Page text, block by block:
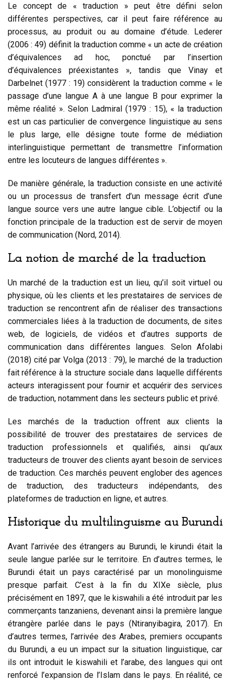
Le concept de « traduction » peut être défini selon
différentes perspectives, car il peut faire référence au
processus, au produit ou au domaine d’étude. Lederer
(2006 : 49) définit la traduction comme « un acte de création
d’équivalences ad hoc, ponctué par l’insertion
d’équivalences préexistantes », tandis que Vinay et
Darbelnet (1977 : 19) considèrent la traduction comme « le
passage d’une langue A à une langue B pour exprimer la
même réalité ». Selon Ladmiral (1979 : 15), « la traduction
est un cas particulier de convergence linguistique au sens
le plus large, elle désigne toute forme de médiation
interlinguistique permettant de transmettre l’information
entre les locuteurs de langues différentes ».
De manière générale, la traduction consiste en une activité
ou un processus de transfert d’un message écrit d’une
langue source vers une autre langue cible. L’objectif ou la
fonction principale de la traduction est de servir de moyen
de communication (Nord, 2014).
La notion de marché de la traduction
Un marché de la traduction est un lieu, qu’il soit virtuel ou
physique, où les clients et les prestataires de services de
traduction se rencontrent afin de réaliser des transactions
commerciales liées à la traduction de documents, de sites
web, de logiciels, de vidéos et d’autres supports de
communication dans différentes langues. Selon Afolabi
(2018) cité par Volga (2013 : 79), le marché de la traduction
fait référence à la structure sociale dans laquelle différents
acteurs interagissent pour fournir et acquérir des services
de traduction, notamment dans les secteurs public et privé.
Les marchés de la traduction offrent aux clients la
possibilité de trouver des prestataires de services de
traduction professionnels et qualifiés, ainsi qu’aux
traducteurs de trouver des clients ayant besoin de services
de traduction. Ces marchés peuvent englober des agences
de traduction, des traducteurs indépendants, des
plateformes de traduction en ligne, et autres.
Historique du multilinguisme au Burundi
Avant l’arrivée des étrangers au Burundi, le kirundi était la
seule langue parlée sur le territoire. En d’autres termes, le
Burundi était un pays caractérisé par un monolinguisme
presque parfait. C’est à la fin du XIXe siècle, plus
précisément en 1897, que le kiswahili a été introduit par les
commerçants tanzaniens, devenant ainsi la première langue
étrangère parlée dans le pays (Ntiranyibagira, 2017). En
d’autres termes, l’arrivée des Arabes, premiers occupants
du Burundi, a eu un impact sur la situation linguistique, car
ils ont introduit le kiswahili et l’arabe, des langues qui ont
renforcé l’expansion de l’Islam dans le pays. En réalité, ce